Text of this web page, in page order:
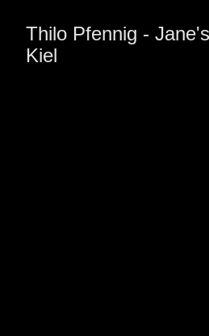
Thilo Pfennig -
Kiel